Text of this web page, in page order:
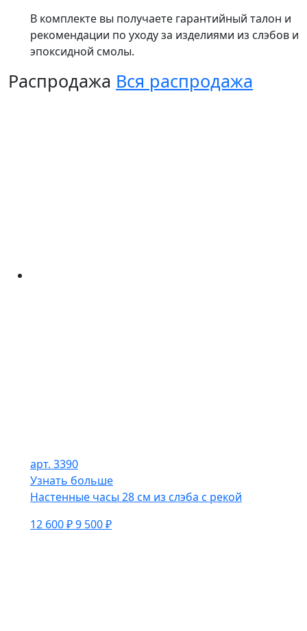
В комплекте вы получаете гарантийный талон и
рекомендации по уходу за изделиями из слэбов и
эпоксидной смолы.
Распродажа Вся распродажа
арт. 3390
Узнать больше
Настенные часы 28 см из слэба с рекой
12 600 ₽9 500 ₽